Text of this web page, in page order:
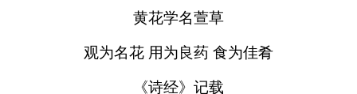
黄花学名萱草
观为名花 用为良药 食为佳肴
《诗经》记载